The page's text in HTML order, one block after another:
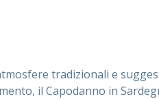
tradizionali e
il Capodanno in